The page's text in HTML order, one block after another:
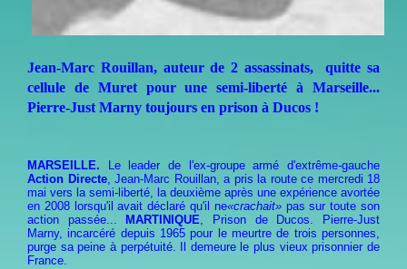
Jean-Marc Rouillan, auteur de 2 assassinats, quitte sa
cellule de Muret pour une semi-liberté à Marseille...
Pierre-Just Marny toujours en prison à Ducos !
MARSEILLE. Le leader de l'ex-groupe armé d'extrême-gauche
Action Directe, Jean-Marc Rouillan, a pris la route ce mercredi 18
mai vers la semi-liberté, la deuxième après une expérience avortée
en 2008 lorsqu'il avait déclaré qu'il ne«crachait»pas sur toute son
action passée... MARTINIQUE, Prison de Ducos. Pierre-Just
Marny, incarcéré depuis 1965 pour le meurtre de trois personnes,
purge sa peine à perpétuité. Il demeure le plus vieux prisonnier de
France.